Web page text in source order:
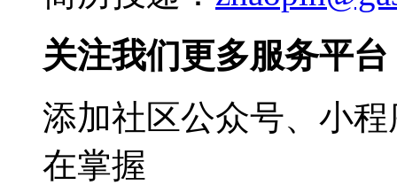
关注我们更多服务平台
添加社区公众号、小
在掌握